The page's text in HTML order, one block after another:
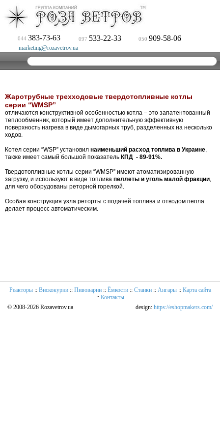
044 383-73-63 097 533-22-33 050 909-58-06
marketing@rozavetrov.ua
Жаротрубные трехходовые твердотопливные котлы
серии “WMSP”
отличаются конструктивной особенностью котла – это запатентованный
теплообменник, который имеет дополнительную эффективную
поверхность нагрева в виде дымогарных труб, разделенных на несколько
ходов.
Котел серии “WSP” установил наименьший расход топлива в Украине,
также имеет самый большой показатель КПД - 89-91%.
Твердотопливные котлы серии “WMSP” имеют атоматизированную
загрузку, и используют в виде топлива пеллеты и уголь малой фракции,
для чего оборудованы реторной горелкой.
Особая конструкция узла реторты с подачей топлива и отводом пепла
делает процесс автоматическим.
Реакторы:: Вискокурни:: Пивоварни:: Ёмкости:: Станки:: Ангары:: Карта сайта
:: Контакты
© 2008-2026 Rozavetrov.ua
design: https://eshopmakers.com/